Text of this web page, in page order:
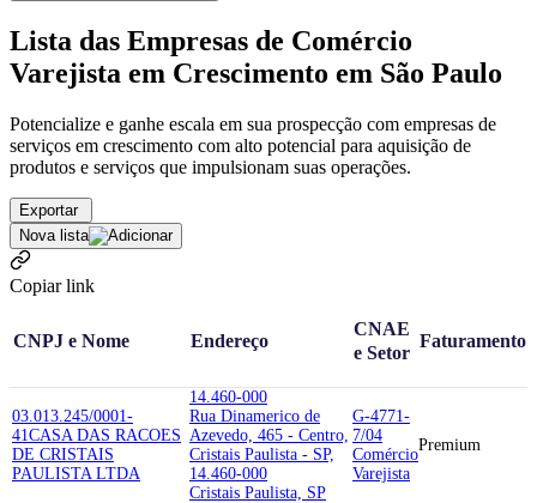
Lista das Empresas de Comércio
Varejista em Crescimento em São Paulo
Potencialize e ganhe escala em sua prospecção com empresas de
serviços em crescimento com alto potencial para aquisição de
produtos e serviços que impulsionam suas operações.
Exportar
Nova lista
Copiar link
CNPJ e Nome Endereço
CNAE
e Setor
Faturamento
03.013.245/0001-
41 CASA DAS RACOES
DE CRISTAIS
PAULISTA LTDA
14.460-000
Rua Dinamerico de
Azevedo, 465 - Centro,
Cristais Paulista - SP,
14.460-000
Cristais Paulista, SP
G-4771-
7/04
Comércio
Varejista
Premium